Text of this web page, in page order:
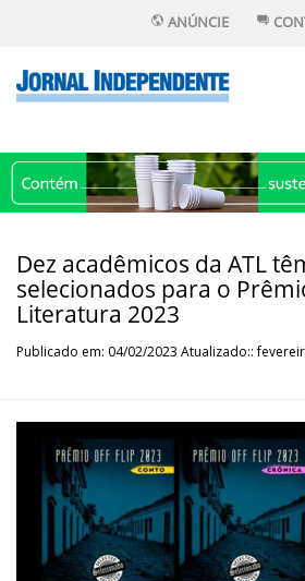
ANÚNCIE
Dez acadêmicos da ATL
selecionados para o
Literatura 2023
Publicado em: 04/02/2023 Atualizado::